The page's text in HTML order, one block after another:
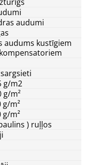
audumi
audums kustīgiem
g/m2
g/m²
g/m²
g/m²
) ruļļos